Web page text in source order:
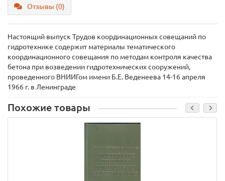
Отзывы (0)
Настоящий выпуск Трудов координационных совещаний по
гидротехнике содержит материалы тематического
координационного совещания по методам контроля качества
бетона при возведении гидротехнических сооружений,
проведенного ВНИИГом имени Б.Е. Веденеева 14-16 апреля
1966 г. в Ленинграде
Похожие товары